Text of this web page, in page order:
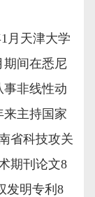
1 月天津大学
期间在悉尼
非线性动
来主持国家
省科技攻关
期刊论文8
发明专利 8